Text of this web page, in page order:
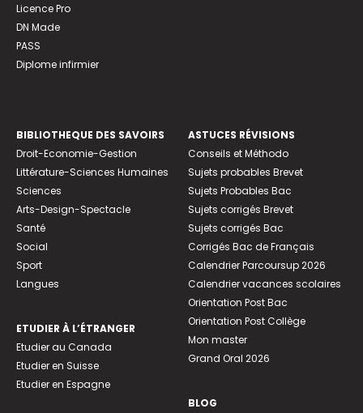
Licence Pro
DN Made
PASS
Diplome infirmier
BIBLIOTHEQUE DES SAVOIRS
Droit-Economie-Gestion
Littérature-Sciences Humaines
Sciences
Arts-Design-Spectacle
Santé
Social
Sport
Langues
ETUDIER À L’ÉTRANGER
Etudier au Canada
Etudier en Suisse
Etudier en Espagne
ASTUCES RÉVISIONS
Conseils et Méthodo
Sujets probables Brevet
Sujets Probables Bac
Sujets corrigés Brevet
Sujets corrigés Bac
Corrigés Bac de Français
Calendrier Parcoursup 2026
Calendrier vacances scolaires
Orientation Post Bac
Orientation Post Collège
Mon master
Grand Oral 2026
BLOG